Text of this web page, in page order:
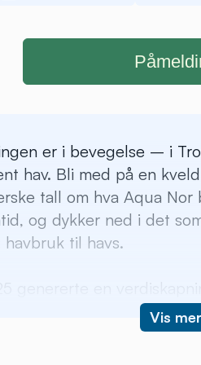
er i bevegelse – i
hav. Bli med på en
tall om hva Aqua
og dykker ned i det
til havs.
Hvordan kan
posisjon som
Vis mer